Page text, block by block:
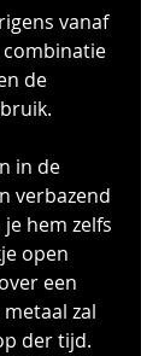
vanaf
combinatie
de
in de
verbazend
hem zelfs
open
een
zal
der tijd.